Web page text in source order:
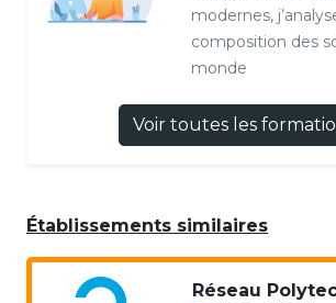
modernes,
composition des
monde
Voir toutes les
Établissements similaires
Réseau